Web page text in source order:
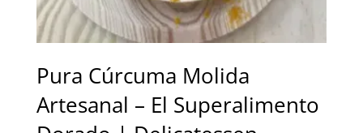
Pura Cúrcuma Molida
Artesanal – El Superalimento